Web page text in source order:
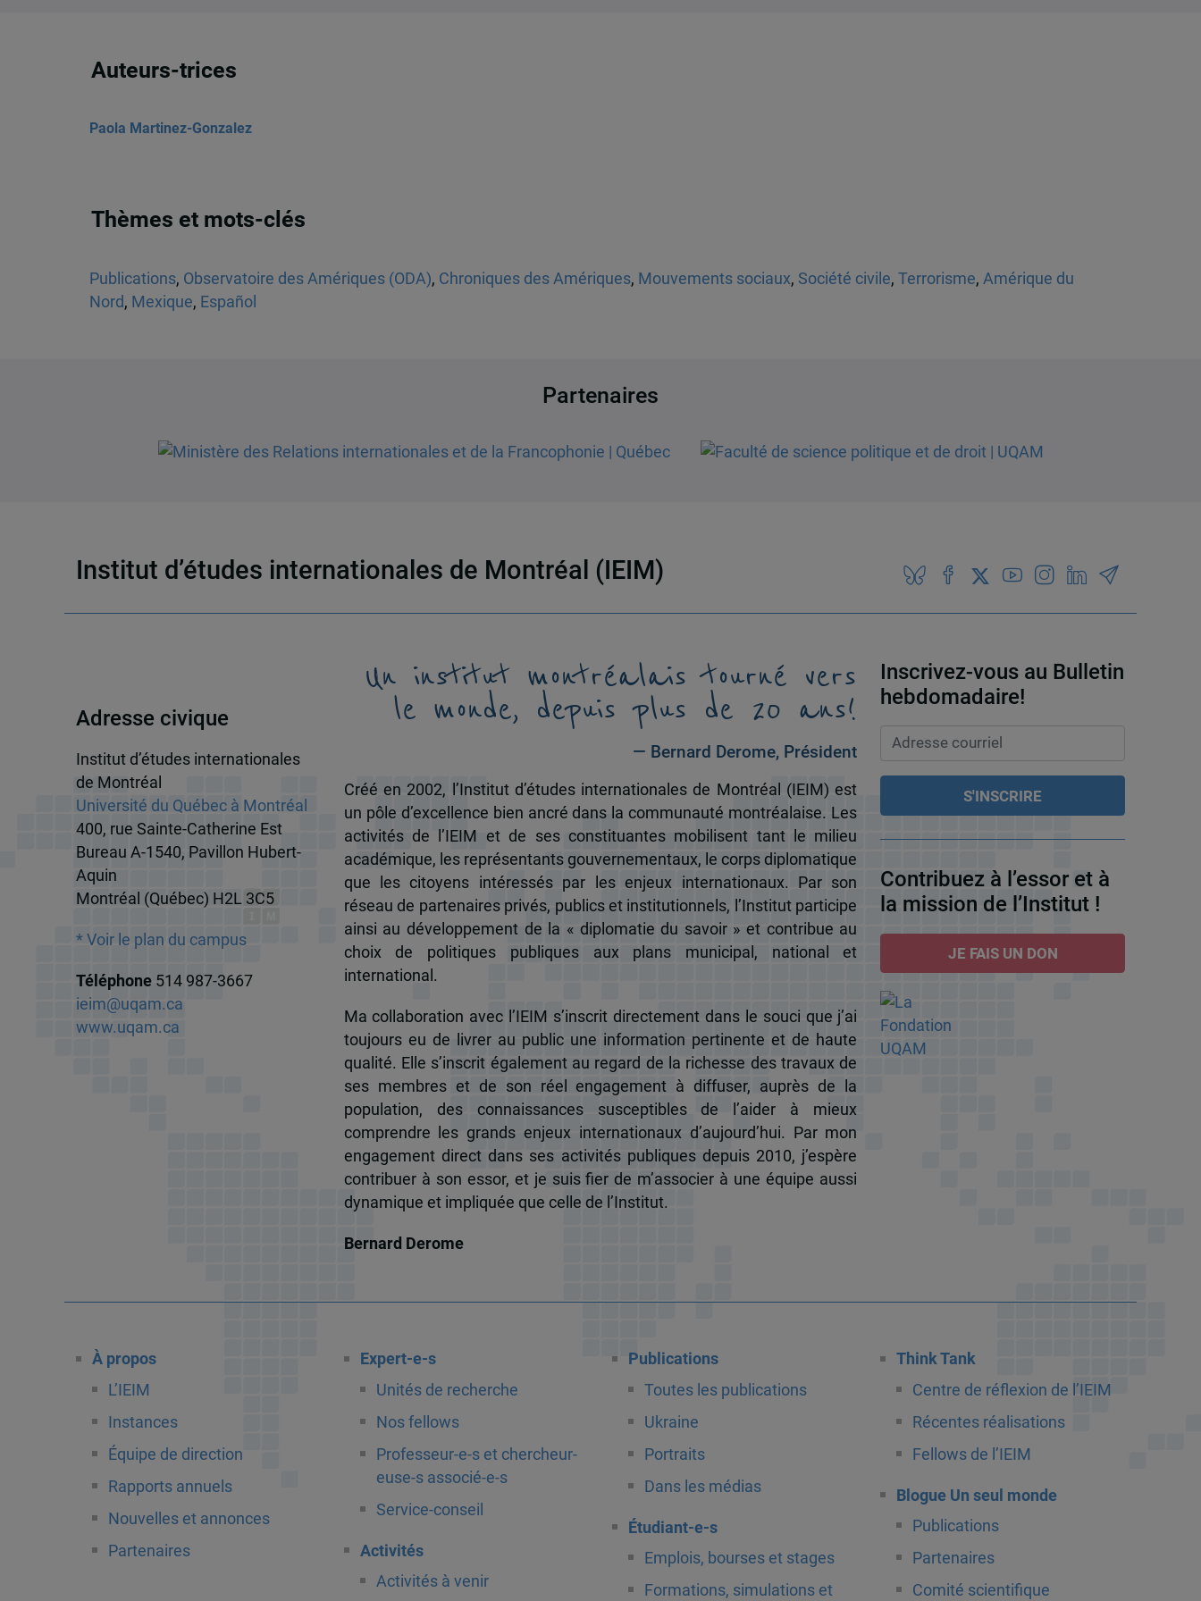
Auteurs-trices
Paola Martinez-Gonzalez
Thèmes et mots-clés
Publications, Observatoire des Amériques (ODA), Chroniques des Amériques, Mouvements sociaux, Société civile, Terrorisme, Amérique du
Nord, Mexique, Español
Partenaires
Institut d’études internationales de Montréal (IEIM)
Adresse civique
Institut d’études internationales
de Montréal
Université du Québec à Montréal
400, rue Sainte-Catherine Est
Bureau A-1540, Pavillon Hubert-
Aquin
Montréal (Québec) H2L 3C5
* Voir le plan du campus
Téléphone 514 987-3667
ieim@uqam.ca
www.uqam.ca
Un institut montréalais tourné vers
le monde, depuis plus de 20 ans!
— Bernard Derome, Président
Créé en 2002, l’Institut d’études internationales de Montréal (IEIM) est
un pôle d’excellence bien ancré dans la communauté montréalaise. Les
activités de l’IEIM et de ses constituantes mobilisent tant le milieu
académique, les représentants gouvernementaux, le corps diplomatique
que les citoyens intéressés par les enjeux internationaux. Par son
réseau de partenaires privés, publics et institutionnels, l’Institut participe
ainsi au développement de la « diplomatie du savoir » et contribue au
choix de politiques publiques aux plans municipal, national et
international.
Ma collaboration avec l’IEIM s’inscrit directement dans le souci que j’ai
toujours eu de livrer au public une information pertinente et de haute
qualité. Elle s’inscrit également au regard de la richesse des travaux de
ses membres et de son réel engagement à diffuser, auprès de la
population, des connaissances susceptibles de l’aider à mieux
comprendre les grands enjeux internationaux d’aujourd’hui. Par mon
engagement direct dans ses activités publiques depuis 2010, j’espère
contribuer à son essor, et je suis fier de m’associer à une équipe aussi
dynamique et impliquée que celle de l’Institut.
Bernard Derome
Inscrivez-vous au Bulletin
hebdomadaire!
Contribuez à l’essor et à
la mission de l’Institut !
JE FAIS UN DON
À propos
L’IEIM
Instances
Équipe de direction
Rapports annuels
Nouvelles et annonces
Partenaires
Expert-e-s
Unités de recherche
Nos fellows
Professeur-e-s et chercheur-
euse-s associé-e-s
Service-conseil
Activités
Activités à venir
Publications
Toutes les publications
Ukraine
Portraits
Dans les médias
Étudiant-e-s
Emplois, bourses et stages
Formations, simulations et
Think Tank
Centre de réflexion de l’IEIM
Récentes réalisations
Fellows de l’IEIM
Blogue Un seul monde
Publications
Partenaires
Comité scientifique